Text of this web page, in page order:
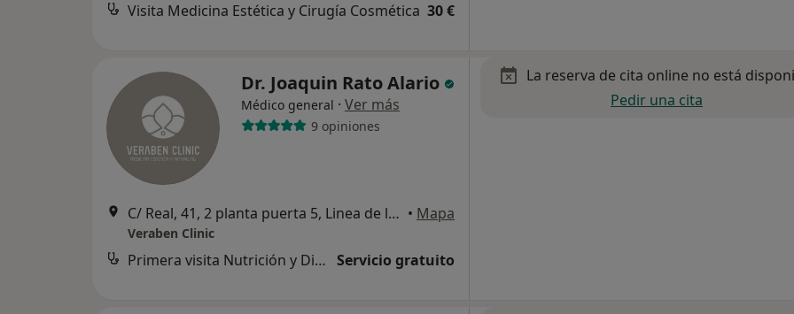
Visita Medicina Estética y Cirugía Cosmética 30 €
Dr. Joaquin Rato Alario
Médico general · Ver más
9 opiniones
C/ Real, 41, 2 planta puerta 5, Linea de la Concepción • Mapa
Veraben Clinic
Primera visita Nutrición y Dietética Servicio gratuito
La reserva de cita online no está
Pedir una cita